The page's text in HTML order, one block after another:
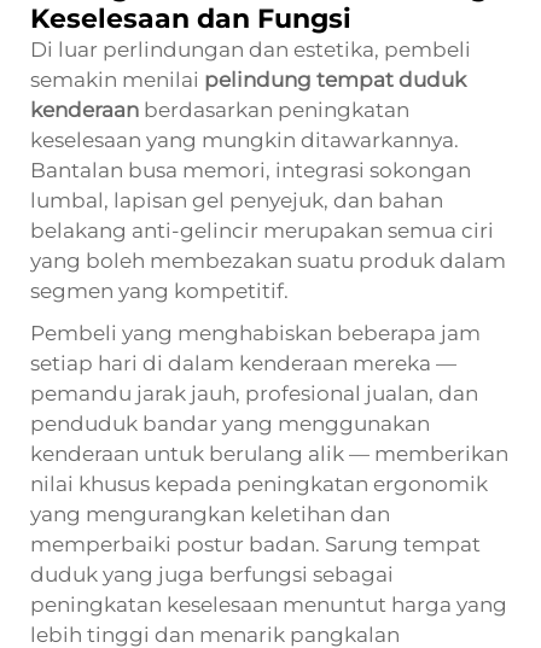
Keselesaan dan Fungsi
Di luar perlindungan dan estetika, pembeli
semakin menilai pelindung tempat duduk
kenderaan berdasarkan peningkatan
keselesaan yang mungkin ditawarkannya.
Bantalan busa memori, integrasi sokongan
lumbal, lapisan gel penyejuk, dan bahan
belakang anti-gelincir merupakan semua ciri
yang boleh membezakan suatu produk dalam
segmen yang kompetitif.
Pembeli yang menghabiskan beberapa jam
setiap hari di dalam kenderaan mereka —
pemandu jarak jauh, profesional jualan, dan
penduduk bandar yang menggunakan
kenderaan untuk berulang alik — memberikan
nilai khusus kepada peningkatan ergonomik
yang mengurangkan keletihan dan
memperbaiki postur badan. Sarung tempat
duduk yang juga berfungsi sebagai
peningkatan keselesaan menuntut harga yang
lebih tinggi dan menarik pangkalan